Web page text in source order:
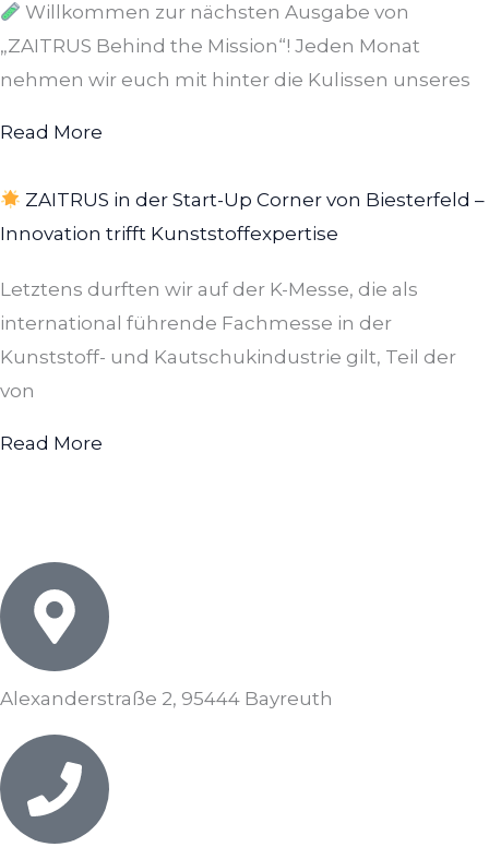
Willkommen zur nächsten Ausgabe von
„ZAITRUS Behind the Mission“! Jeden Monat
nehmen wir euch mit hinter die Kulissen unseres
Read More
ZAITRUS in der Start-Up Corner von Biesterfeld –
Innovation trifft Kunststoffexpertise
Letztens durften wir auf der K-Messe, die als
international führende Fachmesse in der
Kunststoff- und Kautschukindustrie gilt, Teil der
von
Read More
Alexanderstraße 2, 95444 Bayreuth